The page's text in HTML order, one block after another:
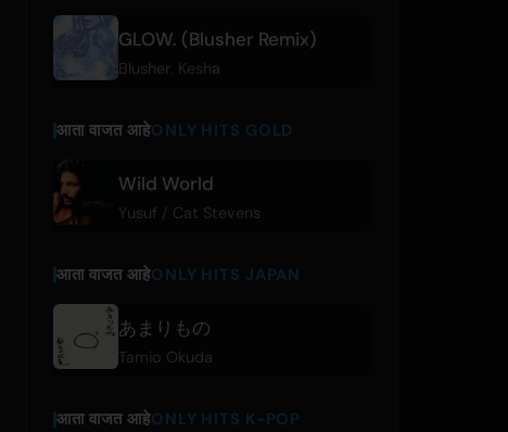
GLOW. (Blusher Remix)
Blusher Kesha
आता वाजत आहेONLY HITS GOLD
Wild World
Yusuf / Cat Stevens
आता वाजत आहेONLY HITS JAPAN
あまりもの
Tamio Okuda
आता वाजत आहेONLY HITS K-POP